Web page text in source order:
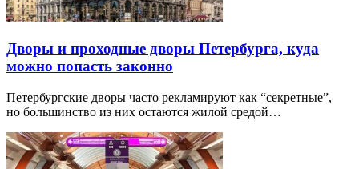
Дворы и проходные дворы Петербурга, куда
можно попасть законно
Петербургские дворы часто рекламируют как “секретные”,
но большинство из них остаются жилой средой…